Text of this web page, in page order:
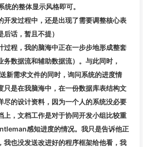
的整体显示风格即可。
开发过程中，还是出现了需要调整核心表
话，暂且不提）
过程，我的脑海中正在一步步地形成整套
务数据流和辅助数据流）。与此同时，
新需求文件的同时，询问系统的进度情
只是在我脑海中，在一份数据库表结构文
尽的设计资料，因为一个人的系统没必要
上，文档工作是对于协同开发小组比较重
感知进度的情况。我只是告诉他正
我也没发送改进好的程序框架给他看，我